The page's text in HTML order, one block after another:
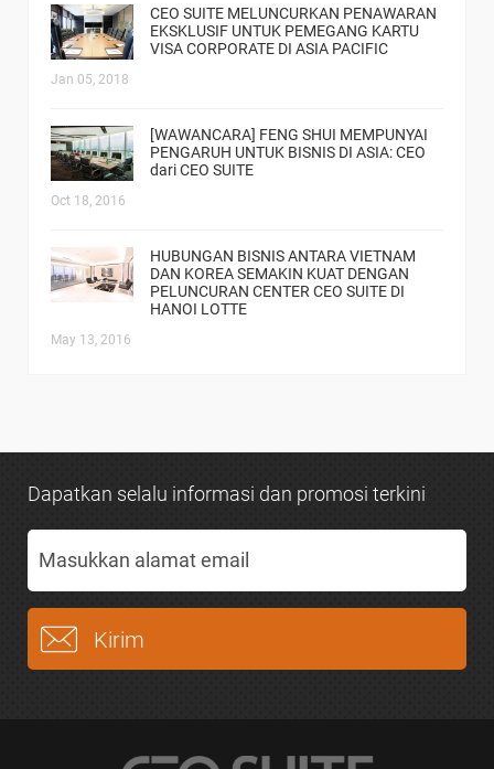
CEO SUITE MELUNCURKAN PENAWARAN
EKSKLUSIF UNTUK PEMEGANG KARTU
VISA CORPORATE DI ASIA PACIFIC
Jan 05, 2018
[WAWANCARA] FENG SHUI MEMPUNYAI
PENGARUH UNTUK BISNIS DI ASIA: CEO
dari CEO SUITE
Oct 18, 2016
HUBUNGAN BISNIS ANTARA VIETNAM
DAN KOREA SEMAKIN KUAT DENGAN
PELUNCURAN CENTER CEO SUITE DI
HANOI LOTTE
May 13, 2016
Dapatkan selalu informasi dan promosi terkini